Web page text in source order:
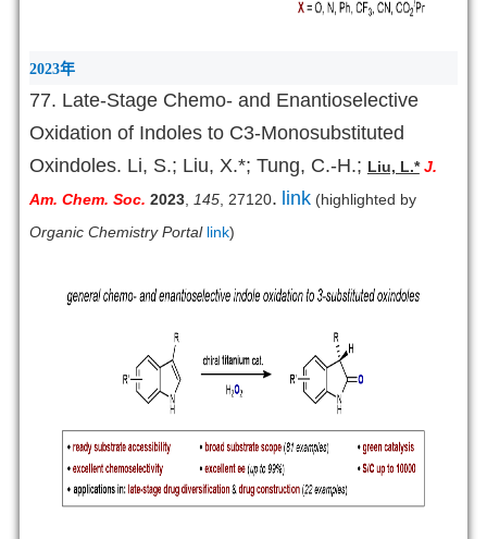
2023年
77. Late-Stage Chemo- and Enantioselective
Oxidation of Indoles to C3-Monosubstituted
Oxindoles. Li, S.; Liu, X.*; Tung, C.-H.; Liu, L.* J.
Am. Chem. Soc. 2023, 145, 27120. link(highlighted by
Organic Chemistry Portal link)